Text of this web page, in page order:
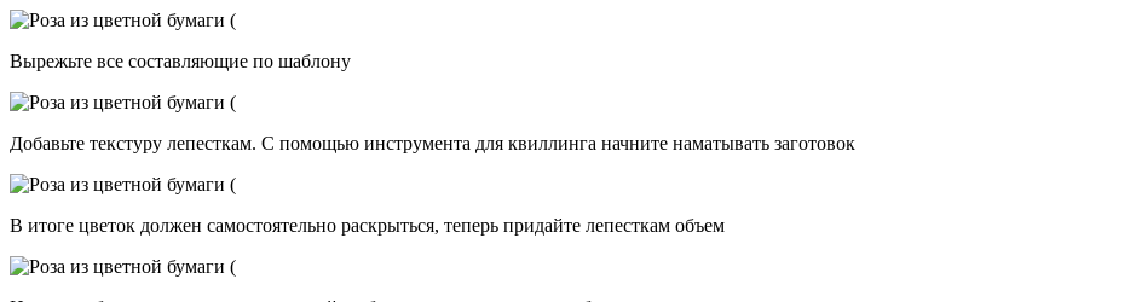
Вырежьте все составляющие по шаблону
Добавьте текстуру лепесткам. С помощью инструмента для квиллинга начните наматывать заготовок
В итоге цветок должен самостоятельно раскрыться, теперь придайте лепесткам объем